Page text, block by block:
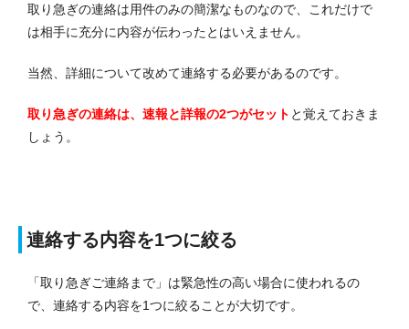
取り急ぎの連絡は用件のみの簡潔なものなので、これだけで
は相手に充分に内容が伝わったとはいえません。
当然、詳細について改めて連絡する必要があるのです。
取り急ぎの連絡は、速報と詳報の2つがセット と覚えておきま
しょう。
連絡する内容を1つに絞る
「取り急ぎご連絡まで」は緊急性の高い場合に使われるの
で、連絡する内容を1つに絞ることが大切です。